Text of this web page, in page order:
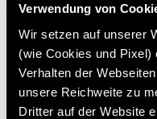
Verwendung von
Wir setzen auf unserer
(wie Cookies und Pixel)
Verhalten der
unsere Reichweite zu
Dritter auf der Website
sondern ausschließlich
Änderungen.